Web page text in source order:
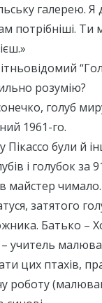
галерею.
потрібніші. Ти
розумію?
голуб
1961-го.
Пікассо були й
і голубок за
майстер
затятого
Батько –
– учитель
цих птахів,
роботу